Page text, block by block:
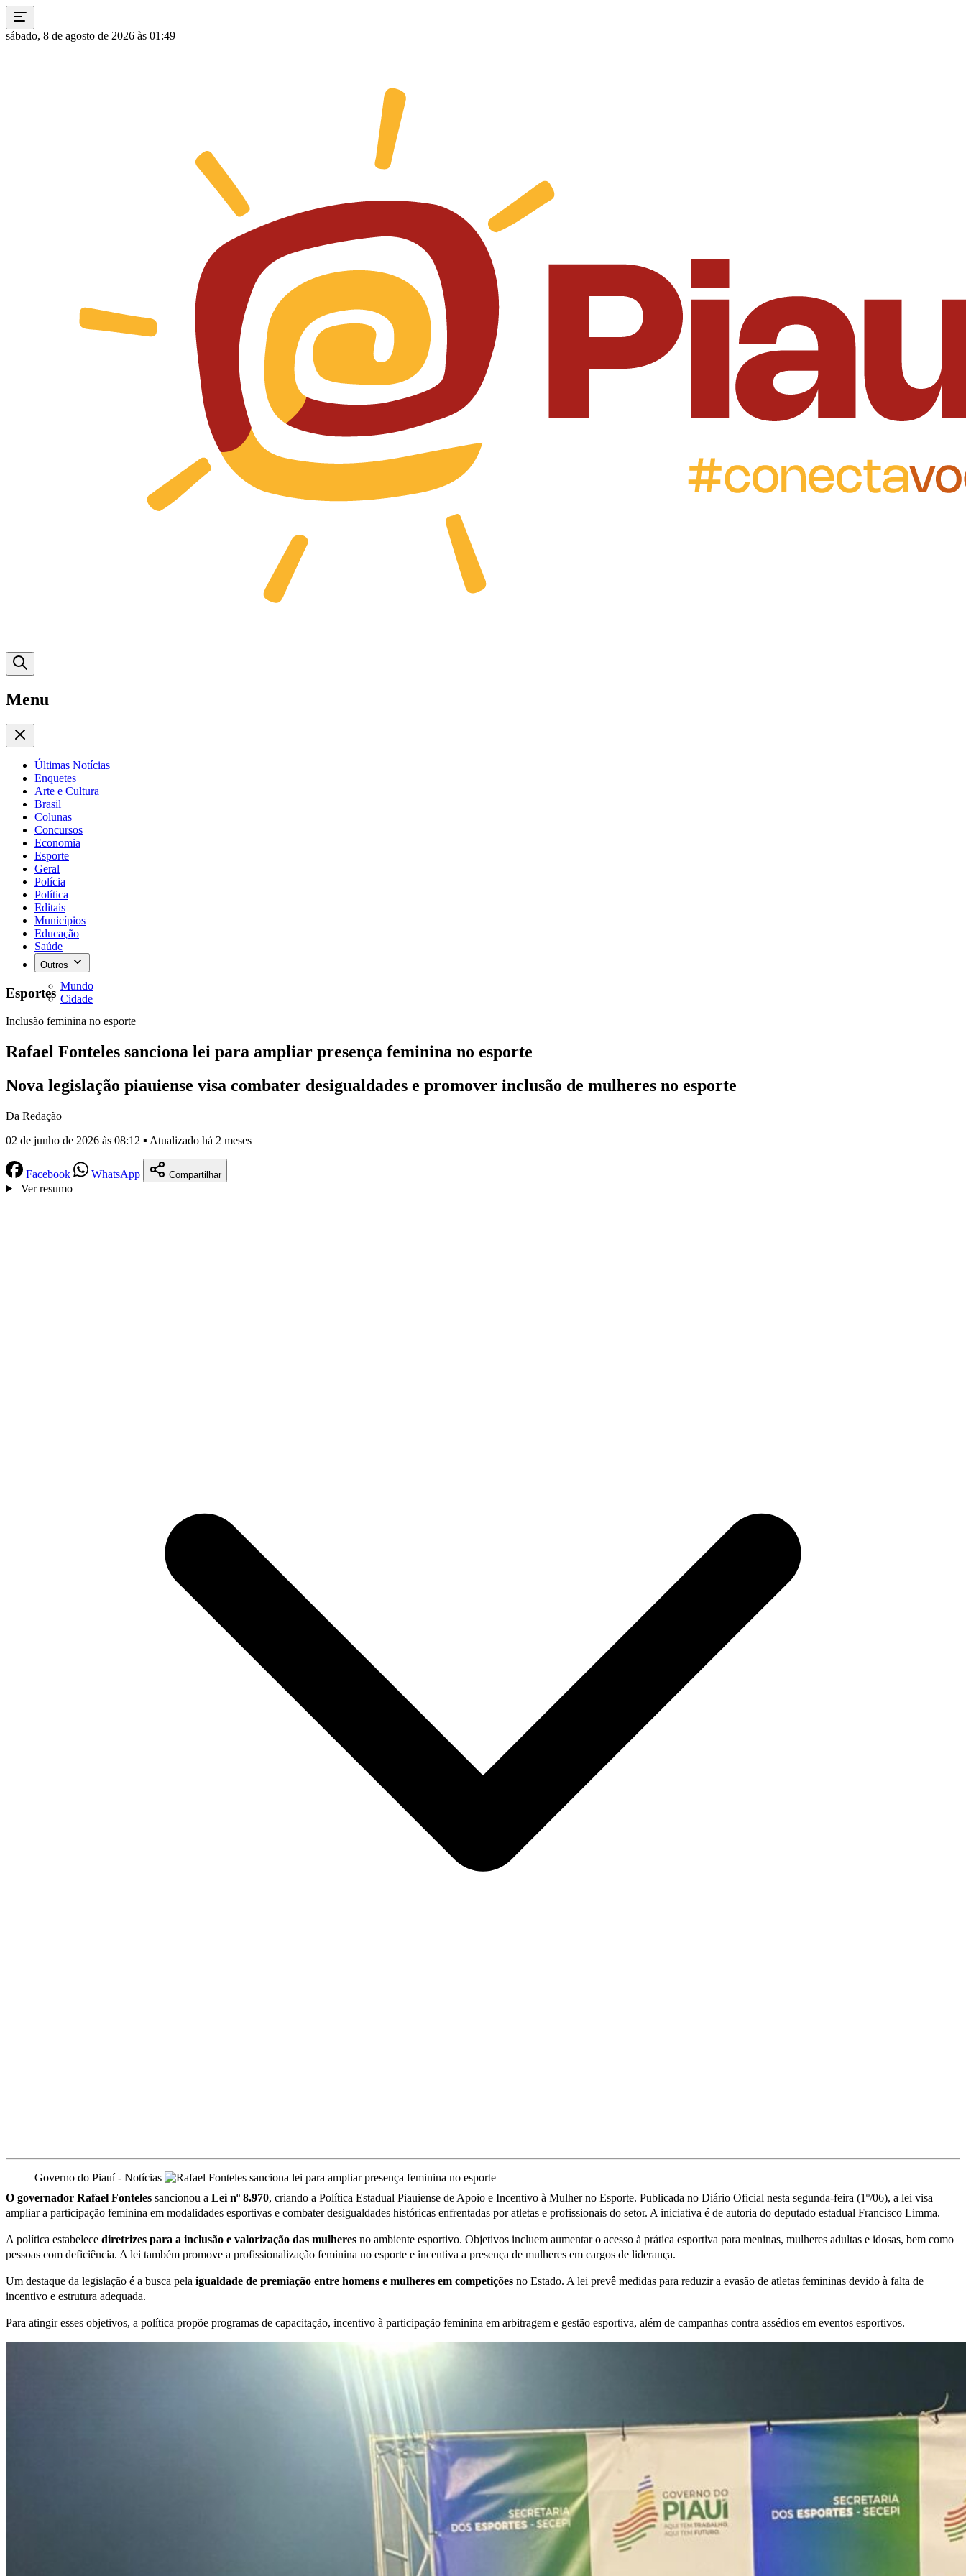
sábado, 8 de agosto de 2026 às 01:49
Menu
Últimas Notícias
Enquetes
Arte e Cultura
Brasil
Colunas
Concursos
Economia
Esporte
Geral
Polícia
Política
Editais
Municípios
Educação
Saúde
Outros
Mundo
Cidade
Esportes
Inclusão feminina no esporte
Rafael Fonteles sanciona lei para ampliar presença feminina no esporte
Nova legislação piauiense visa combater desigualdades e promover inclusão de mulheres no esporte
Da Redação
02 de junho de 2026 às 08:12 ▪ Atualizado há 2 meses
Facebook WhatsApp Compartilhar
Ver resumo
Governo do Piauí - Notícias
O governador Rafael Fonteles sancionou a Lei nº 8.970, criando a Política Estadual Piauiense de Apoio e Incentivo à Mulher no Esporte. Publicada no Diário Oficial nesta segunda-feira (1º/06), a lei visa
ampliar a participação feminina em modalidades esportivas e combater desigualdades históricas enfrentadas por atletas e profissionais do setor. A iniciativa é de autoria do deputado estadual Francisco Limma.
A política estabelece diretrizes para a inclusão e valorização das mulheres no ambiente esportivo. Objetivos incluem aumentar o acesso à prática esportiva para meninas, mulheres adultas e idosas, bem como
pessoas com deficiência. A lei também promove a profissionalização feminina no esporte e incentiva a presença de mulheres em cargos de liderança.
Um destaque da legislação é a busca pela igualdade de premiação entre homens e mulheres em competições no Estado. A lei prevê medidas para reduzir a evasão de atletas femininas devido à falta de
incentivo e estrutura adequada.
Para atingir esses objetivos, a política propõe programas de capacitação, incentivo à participação feminina em arbitragem e gestão esportiva, além de campanhas contra assédios em eventos esportivos.